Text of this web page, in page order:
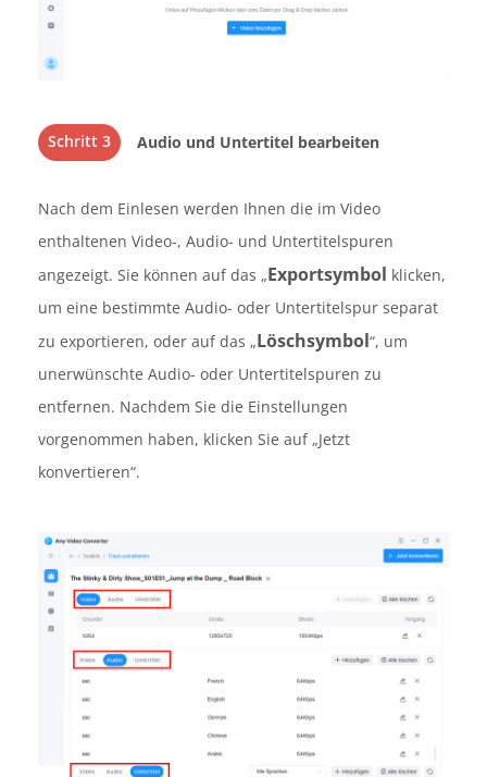
Schritt 3 Audio und Untertitel bearbeiten
Nach dem Einlesen werden Ihnen die im Video
enthaltenen Video-, Audio- und Untertitelspuren
angezeigt. Sie können auf das „Exportsymbol klicken,
um eine bestimmte Audio- oder Untertitelspur separat
zu exportieren, oder auf das „Löschsymbol“, um
unerwünschte Audio- oder Untertitelspuren zu
entfernen. Nachdem Sie die Einstellungen
vorgenommen haben, klicken Sie auf „Jetzt
konvertieren“.